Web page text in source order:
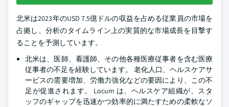
北米は2023年のUSD 7.5億ドルの収益を占める従業員の市場を
占拠し、分析のタイムライン上の実質的な市場成長を目撃す
ることを予測しています。
北米は、医師、看護師、その他各種医療従事者を含む医療
従事者の不足を経験しています。 老化人口、ヘルスケアサ
ービスの需要増加、労働力強化などの要因により、この不
足が促進されます。 Locum は、ヘルスケア組織が、スタ
ッフのギャップを迅速かつ効率的に満たすための柔軟なソ